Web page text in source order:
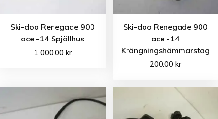
Ski-doo Renegade 900
ace -14 Spjällhus
1 000.00 kr
Ski-doo Renegade 900
ace -14
Krängningshämmarstag
200.00 kr